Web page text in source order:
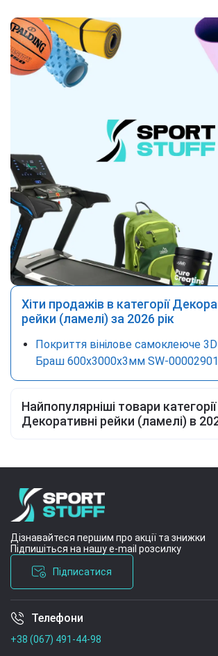
Хіти продажів в категорії
рейки (ламелі) за 2026 рік
Покриття вінілове самоклеюче
Браш 600х3000х3мм SW-
Найпопулярніші товари категорії
Декоративні рейки (ламелі) в
Рейка декоративна WPC стінова
200х11х2900мм SW-00003012 - 630
Рейка декоративна PS
шкіру із золотом SW-00002130 -
Панель-рейка в рулоні
SW-00002072 - 450 ₴
Покриття вінілове самоклеюче
Браш 600х3000х3мм SW-00002901
200х11х2900мм SW-00003011 - 630
Дізнавайтеся першим про акції та знижки
Підпишіться на нашу e-mail розсилку
Підписатися
Умови угоди
Телефони
+38 (067) 491-44-98